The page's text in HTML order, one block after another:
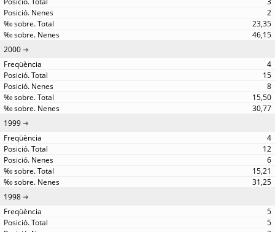
2
23,35
46,15
2000
4
15
8
15,50
30,77
1999
4
12
6
15,21
31,25
1998
5
5